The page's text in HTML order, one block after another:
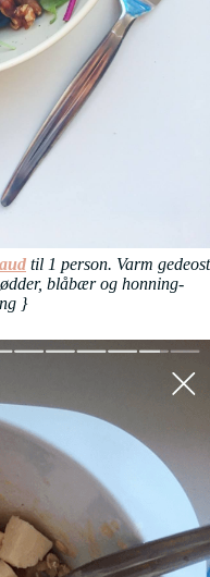
til 1 person. Varm gedeost
blåbær og honning-
}